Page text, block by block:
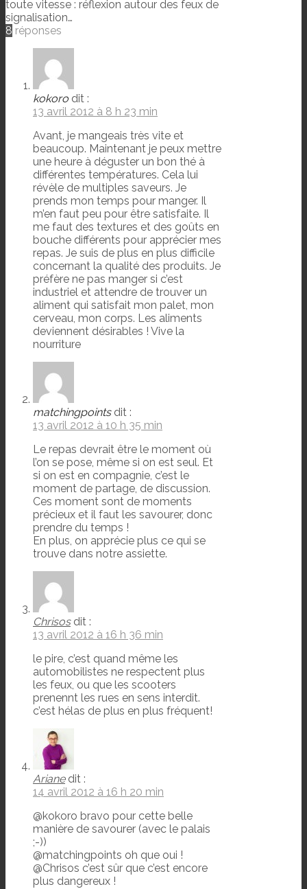
toute vitesse : réflexion autour des feux de
signalisation…
8 réponses
kokoro dit :
13 avril 2012 à 8 h 23 min
Avant, je mangeais très vite et
beaucoup. Maintenant je peux mettre
une heure à déguster un bon thé à
différentes températures. Cela lui
révèle de multiples saveurs. Je
prends mon temps pour manger. Il
m’en faut peu pour être satisfaite. Il
me faut des textures et des goûts en
bouche différents pour apprécier mes
repas. Je suis de plus en plus difficile
concernant la qualité des produits. Je
préfère ne pas manger si c’est
industriel et attendre de trouver un
aliment qui satisfait mon palet, mon
cerveau, mon corps. Les aliments
deviennent désirables ! Vive la
nourriture
matchingpoints dit :
13 avril 2012 à 10 h 35 min
Le repas devrait être le moment où
l’on se pose, même si on est seul. Et
si on est en compagnie, c’est le
moment de partage, de discussion.
Ces moment sont de moments
précieux et il faut les savourer, donc
prendre du temps !
En plus, on apprécie plus ce qui se
trouve dans notre assiette.
Chrisos dit :
13 avril 2012 à 16 h 36 min
le pire, c’est quand même les
automobilistes ne respectent plus
les feux, ou que les scooters
prenennt les rues en sens interdit.
c’est hélas de plus en plus fréquent!
Ariane dit :
14 avril 2012 à 16 h 20 min
@kokoro bravo pour cette belle
manière de savourer (avec le palais
;-))
@matchingpoints oh que oui !
@Chrisos c’est sûr que c’est encore
plus dangereux !